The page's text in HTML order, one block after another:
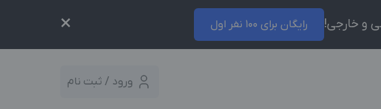
رایگان برای 100 نفر اول ×
ورود / ثبت نام